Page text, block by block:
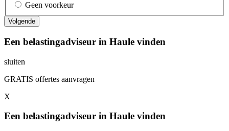
Geen voorkeur
Een belastingadviseur in Haule vinden
sluiten
GRATIS offertes aanvragen
X
Een belastingadviseur in Haule vinden